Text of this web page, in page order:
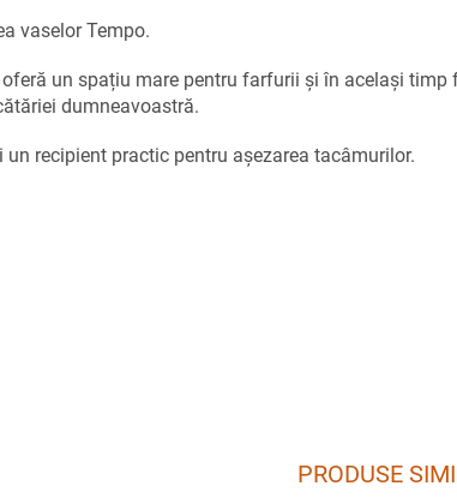
vaselor Tempo.
un spațiu mare pentru farfurii și în același timp
dumneavoastră.
un recipient practic pentru așezarea tacâmurilor.
PRODUSE